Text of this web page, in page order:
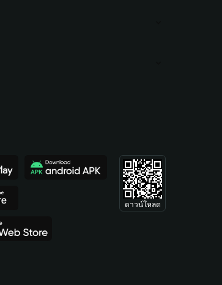
ดาวน์โหลด